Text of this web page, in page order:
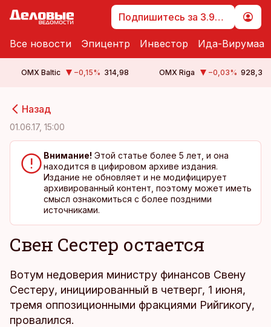
Подпишитесь за 3.99 €
Все новости Эпицентр Инвестор Ида-Вирумаа
OMX Baltic −0,15% 314,98 OMX Riga −0,03% 928,3
Назад
01.06.17, 15:00
Внимание! Этой статье более 5 лет, и она
находится в цифировом архиве издания.
Издание не обновляет и не модифицирует
архивированный контент, поэтому может иметь
смысл ознакомиться с более поздними
источниками.
Свен Сестер остается
Вотум недоверия министру финансов Свену
Сестеру, инициированный в четверг, 1 июня,
тремя оппозиционными фракциями Рийгикогу,
провалился.